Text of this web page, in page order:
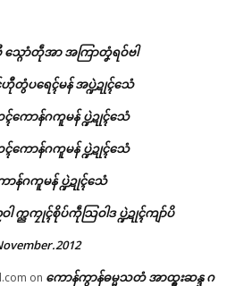
ေတ်အဆက်
ဂောံတဵုအာ အကြာတၞံရဝ်ဗါ
တွံပရေၚ်မန် အပ္ဍဲဍုၚ်သေံ
ောန်ဂကူမန် ပ္ဍဲဍုၚ်သေံ
ောန်ဂကူမန် ပ္ဍဲဍုၚ်သေံ
န်ဂကူမန် ပ္ဍဲဍုၚ်သေံ
ါ က္ညကၠုၚ်စိုပ်ကဵုသြဝါဒ ပ္ဍဲဍုၚ်ကျာ်ပိ
on ကောန်ကွာန်ဓမ္မသတံ အာထ္ၜးဆန္ဒ ဂ